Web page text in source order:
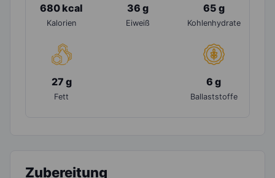
680 kcal
Kalorien
36 g
Eiweiß
65 g
Kohlenhydrate
27 g
Fett
6 g
Ballaststoffe
Zubereitung